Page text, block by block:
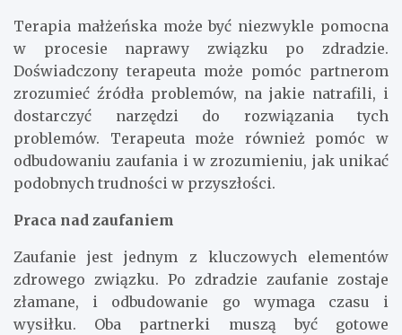
Terapia małżeńska może być niezwykle pomocna
w procesie naprawy związku po zdradzie.
Doświadczony terapeuta może pomóc partnerom
zrozumieć źródła problemów, na jakie natrafili, i
dostarczyć narzędzi do rozwiązania tych
problemów. Terapeuta może również pomóc w
odbudowaniu zaufania i w zrozumieniu, jak unikać
podobnych trudności w przyszłości.
Praca nad zaufaniem
Zaufanie jest jednym z kluczowych elementów
zdrowego związku. Po zdradzie zaufanie zostaje
złamane, i odbudowanie go wymaga czasu i
wysiłku. Oba partnerki muszą być gotowe